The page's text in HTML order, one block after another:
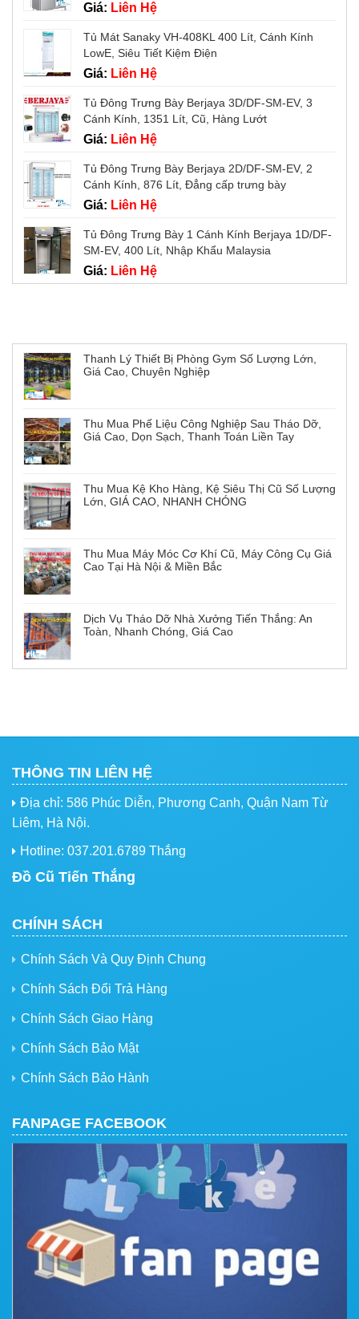
Giá: Liên Hệ
Tủ Mát Sanaky VH-408KL 400 Lít, Cánh Kính
LowE, Siêu Tiết Kiệm Điện
Giá: Liên Hệ
Tủ Đông Trưng Bày Berjaya 3D/DF-SM-EV, 3
Cánh Kính, 1351 Lít, Cũ, Hàng Lướt
Giá: Liên Hệ
Tủ Đông Trưng Bày Berjaya 2D/DF-SM-EV, 2
Cánh Kính, 876 Lít, Đẳng cấp trưng bày
Giá: Liên Hệ
Tủ Đông Trưng Bày 1 Cánh Kính Berjaya 1D/DF-
SM-EV, 400 Lít, Nhập Khẩu Malaysia
Giá: Liên Hệ
Thanh Lý Thiết Bị Phòng Gym Số Lượng Lớn,
Giá Cao, Chuyên Nghiệp
Thu Mua Phế Liệu Công Nghiệp Sau Tháo Dỡ,
Giá Cao, Dọn Sạch, Thanh Toán Liền Tay
Thu Mua Kệ Kho Hàng, Kệ Siêu Thị Cũ Số Lượng
Lớn, GIÁ CAO, NHANH CHÓNG
Thu Mua Máy Móc Cơ Khí Cũ, Máy Công Cụ Giá
Cao Tại Hà Nội & Miền Bắc
Dịch Vụ Tháo Dỡ Nhà Xưởng Tiến Thắng: An
Toàn, Nhanh Chóng, Giá Cao
THÔNG TIN LIÊN HỆ
Địa chỉ: 586 Phúc Diễn, Phương Canh, Quận Nam Từ
Liêm, Hà Nội.
Hotline: 037.201.6789 Thắng
Đồ Cũ Tiến Thắng
CHÍNH SÁCH
Chính Sách Và Quy Định Chung
Chính Sách Đổi Trả Hàng
Chính Sách Giao Hàng
Chính Sách Bảo Mật
Chính Sách Bảo Hành
FANPAGE FACEBOOK